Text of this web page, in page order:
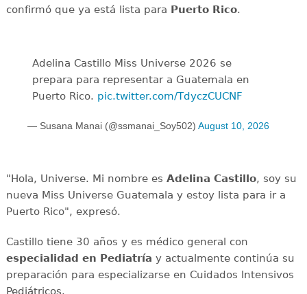
confirmó que ya está lista para Puerto Rico.
Adelina Castillo Miss Universe 2026 se
prepara para representar a Guatemala en
Puerto Rico. pic.twitter.com/TdyczCUCNF
— Susana Manai (@ssmanai_Soy502) August 10, 2026
"Hola, Universe. Mi nombre es Adelina Castillo, soy su
nueva Miss Universe Guatemala y estoy lista para ir a
Puerto Rico", expresó.
Castillo tiene 30 años y es médico general con
especialidad en Pediatría y actualmente continúa su
preparación para especializarse en Cuidados Intensivos
Pediátricos.